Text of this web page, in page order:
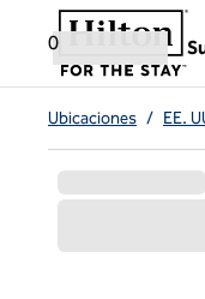
Saltar a contenido
0
,
Ubicaciones / EE.